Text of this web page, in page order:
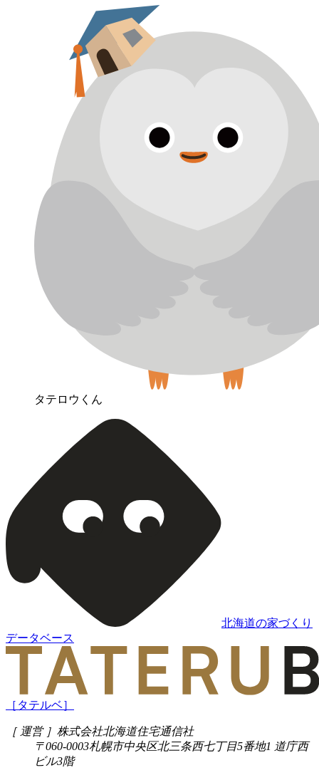
タテロウくん
北海道の家づくり
データベース
［タテルベ］
［ 運営 ］ 株式会社北海道住宅通信社
〒060-0003札幌市中央区北三条西七丁目5番地1 道庁西
ビル3階